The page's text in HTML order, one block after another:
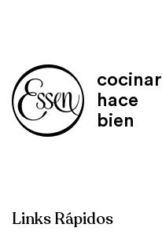
cocinar
hace
bien
Links Rápidos